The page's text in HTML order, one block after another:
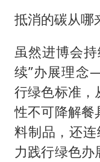
抵消的碳从哪
虽然进博会
续”办展理念
行绿色标准，
性不可降解餐
料制品，还
力践行绿色